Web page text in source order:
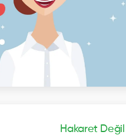
Hakaret Değil